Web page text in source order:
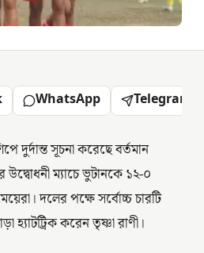
WhatsApp Telegram
দুর্দান্ত সূচনা করেছে বর্তমান
উদ্বোধনী ম্যাচে ভুটানকে ১২-০
দলের পক্ষে সর্বোচ্চ চারটি
করেন তৃষ্ণা রাণী।